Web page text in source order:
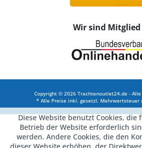
Wir sind
Copyright © 2026 Trachtenoutlet24.de -
* Alle Preise inkl. gesetzl. Mehrwertsteuer
Diese Website benutzt Cookies, die
Betrieb der Website erforderlich
werden. Andere Cookies, die den